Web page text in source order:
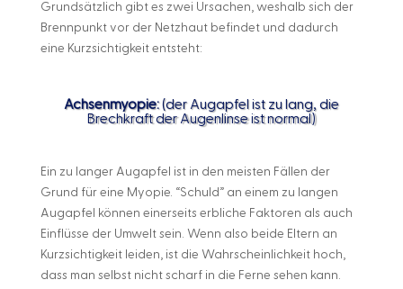
Grundsätzlich gibt es zwei Ursachen, weshalb sich der
Brennpunkt vor der Netzhaut befindet und dadurch
eine Kurzsichtigkeit entsteht:
Achsenmyopie:(der Augapfel ist zu lang, die
Brechkraft der Augenlinse ist normal)
Ein zu langer Augapfel ist in den meisten Fällen der
Grund für eine Myopie. “Schuld” an einem zu langen
Augapfel können einerseits erbliche Faktoren als auch
Einflüsse der Umwelt sein. Wenn also beide Eltern an
Kurzsichtigkeit leiden, ist die Wahrscheinlichkeit hoch,
dass man selbst nicht scharf in die Ferne sehen kann.